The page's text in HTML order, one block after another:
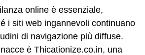
online è essenziale,
i siti web ingannevoli continuano
di navigazione più diffuse.
è Thicationize.co.in, una